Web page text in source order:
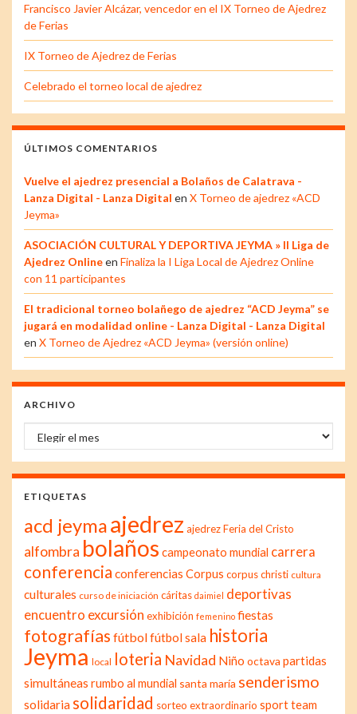
Francisco Javier Alcázar, vencedor en el IX Torneo de Ajedrez
de Ferias
IX Torneo de Ajedrez de Ferias
Celebrado el torneo local de ajedrez
ÚLTIMOS COMENTARIOS
Vuelve el ajedrez presencial a Bolaños de Calatrava -
Lanza Digital - Lanza Digital en X Torneo de ajedrez «ACD
Jeyma»
ASOCIACIÓN CULTURAL Y DEPORTIVA JEYMA » II Liga de
Ajedrez Onlineen Finaliza la I Liga Local de Ajedrez Online
con 11 participantes
El tradicional torneo bolañego de ajedrez “ACD Jeyma” se
jugará en modalidad online - Lanza Digital - Lanza Digital
en X Torneo de Ajedrez «ACD Jeyma» (versión online)
ARCHIVO
Archivo
ETIQUETAS
acd jeymaajedrez ajedrez Feria del Cristo
alfombra bolaños campeonato mundial carrera
conferencia conferencias Corpus corpus christi cultura
culturales curso de iniciación cáritas daimiel deportivas
encuentro excursión exhibición femenino fiestas
fotografías fútbolfútbol sala historia
Jeyma local loteria Navidad Niño octava partidas
simultáneas rumbo al mundial santa maría senderismo
solidaria solidaridad sorteo extraordinario sport team